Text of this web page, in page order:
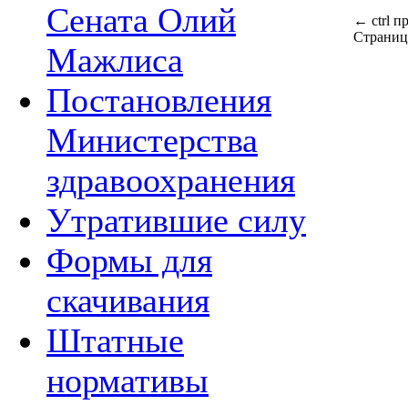
Сената Олий
Мажлиса
Постановления
Министерства
здравоохранения
Утратившие силу
Формы для
скачивания
Штатные
нормативы
← ctrl